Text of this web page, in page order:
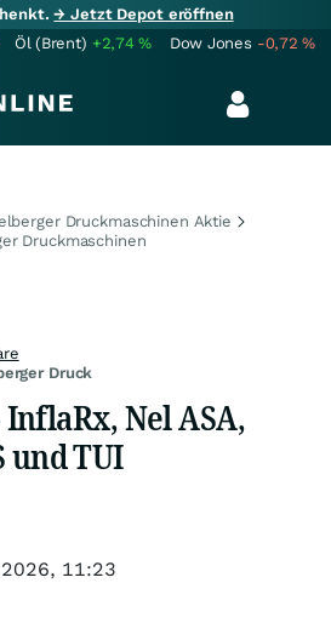
→ Jetzt Depot eröffnen
Öl (Brent) +2,74% Dow Jones -0,72%
Druckmaschinen Aktie
Druckmaschinen
Druck
Nel ASA,
und TUI
11:23